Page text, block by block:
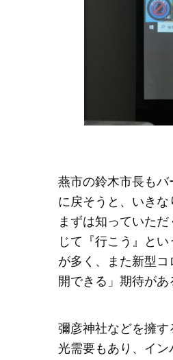
燕市の鈴木市長も
に戻そうと、いき
まずは知っていた
じて『行こう』と
が多く、また新型
開できる」期待があ
彌彦神社などを擁
光需要もあり、イ